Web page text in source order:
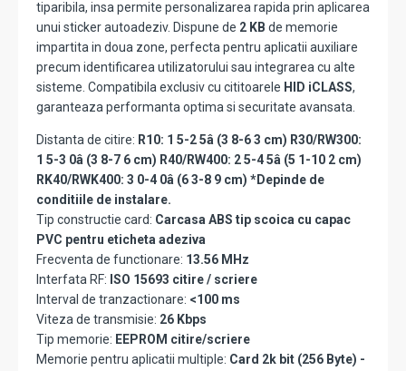
tiparibila, insa permite personalizarea rapida prin aplicarea
unui sticker autoadeziv. Dispune de 2 KB de memorie
impartita in doua zone, perfecta pentru aplicatii auxiliare
precum identificarea utilizatorului sau integrarea cu alte
sisteme. Compatibila exclusiv cu cititoarele HID iCLASS,
garanteaza performanta optima si securitate avansata.
Distanta de citire: R10: 1 5-2 5â (3 8-6 3 cm) R30/RW300:
1 5-3 0â (3 8-7 6 cm) R40/RW400: 2 5-4 5â (5 1-10 2 cm)
RK40/RWK400: 3 0-4 0â (6 3-8 9 cm) *Depinde de
conditiile de instalare.
Tip constructie card: Carcasa ABS tip scoica cu capac
PVC pentru eticheta adeziva
Frecventa de functionare: 13.56 MHz
Interfata RF: ISO 15693 citire / scriere
Interval de tranzactionare: <100 ms
Viteza de transmisie: 26 Kbps
Tip memorie: EEPROM citire/scriere
Memorie pentru aplicatii multiple: Card 2k bit (256 Byte) -